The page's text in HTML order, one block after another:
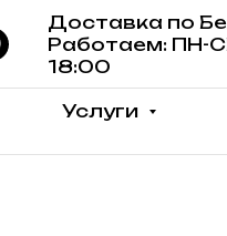
Доставка по
Работаем: ПН-
18:00
Услуги